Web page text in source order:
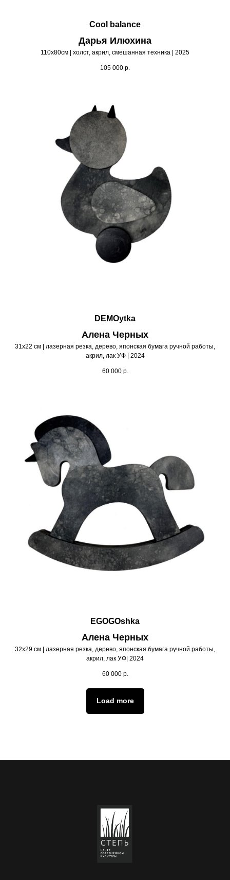
Cool balance
Дарья Илюхина
110х80см | холст, акрил, смешанная техника | 2025
105 000 р.
DEMOytka
Алена Черных
31х22 см | лазерная резка, дерево, японская бумага ручной работы,
акрил, лак УФ | 2024
60 000 р.
EGOGOshka
Алена Черных
32х29 см | лазерная резка, дерево, японская бумага ручной работы,
акрил, лак УФ| 2024
60 000 р.
Load more